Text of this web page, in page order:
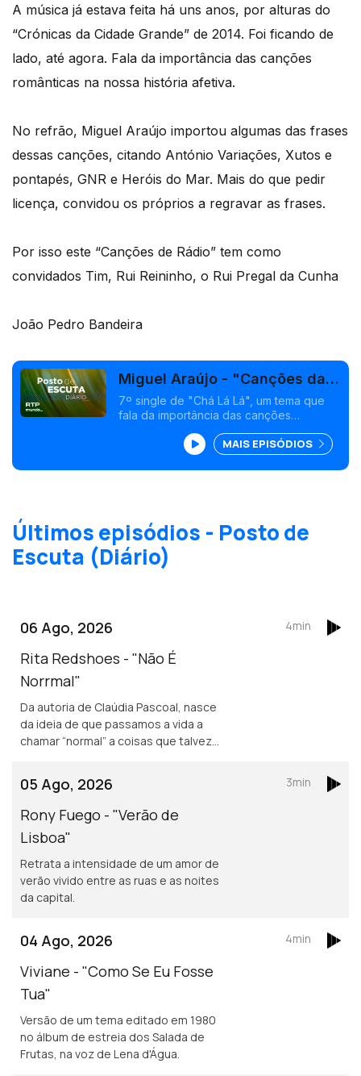
A música já estava feita há uns anos, por alturas do
“Crónicas da Cidade Grande” de 2014. Foi ficando de
lado, até agora. Fala da importância das canções
românticas na nossa história afetiva.
No refrão, Miguel Araújo importou algumas das frases
dessas canções, citando António Variações, Xutos e
pontapés, GNR e Heróis do Mar. Mais do que pedir
licença, convidou os próprios a regravar as frases.
Por isso este “Canções de Rádio” tem como
convidados Tim, Rui Reininho, o Rui Pregal da Cunha
João Pedro Bandeira
Miguel Araújo - "Canções da
Rádio"
7º single de "Chá Lá Lá", um tema que
fala da importância das canções
as participações de Tim, Rui Reininho e
Rui Pregal da Cunha.
MAIS EPISÓDIOS
Últimos episódios - Posto de
Escuta (Diário)
06 Ago, 2026
Rita Redshoes - "Não É
Norrmal"
Da autoria de Claúdia Pascoal, nasce
da ideia de que passamos a vida a
chamar “normal” a coisas que talvez
4min
05 Ago, 2026
Rony Fuego - "Verão de
Lisboa"
Retrata a intensidade de um amor de
verão vivido entre as ruas e as noites
da capital.
3min
04 Ago, 2026
Viviane - "Como Se Eu Fosse
Tua"
Versão de um tema editado em 1980
no álbum de estreia dos Salada de
Frutas, na voz de Lena d'Água.
4min